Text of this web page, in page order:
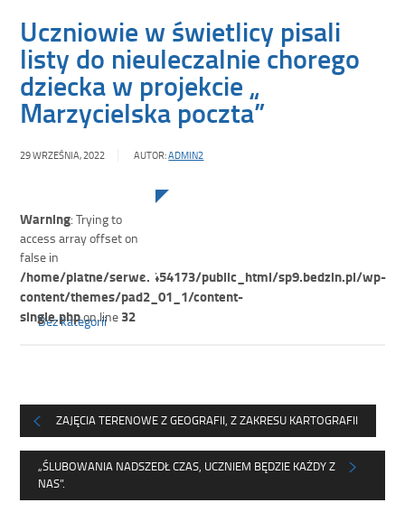
Uczniowie w świetlicy pisali
listy do nieuleczalnie chorego
dziecka w projekcie „
Marzycielska poczta”
29 WRZEŚNIA, 2022 AUTOR:ADMIN2
Warning: Trying to
access array offset on
false in
/home/platne/serwer454173/public_html/sp9.bedzin.pl/wp-
content/themes/pad2_01_1/content-
single.phpon line 32
Bez kategorii
ZAJĘCIA TERENOWE Z GEOGRAFII, Z ZAKRESU KARTOGRAFII
„ŚLUBOWANIA NADSZEDŁ CZAS, UCZNIEM BĘDZIE KAŻDY Z
NAS”.